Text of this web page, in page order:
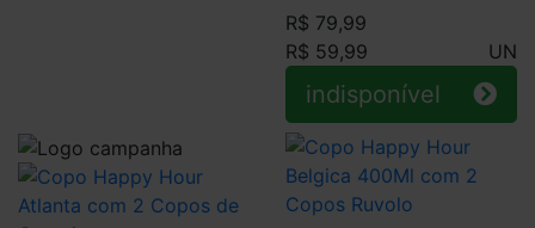
R$ 79,99
R$ 59,99
UN
indisponível